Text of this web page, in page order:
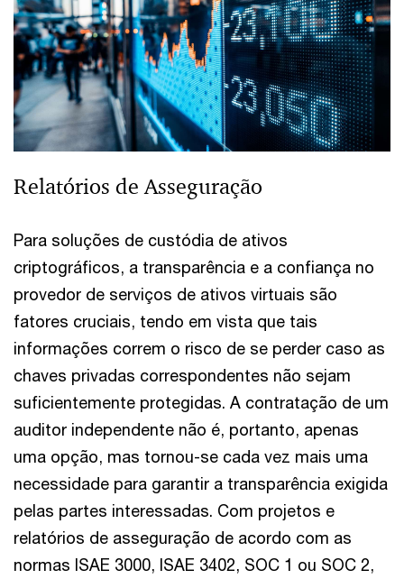
Relatórios de Asseguração
Para soluções de custódia de ativos
criptográficos, a transparência e a confiança no
provedor de serviços de ativos virtuais são
fatores cruciais, tendo em vista que tais
informações correm o risco de se perder caso as
chaves privadas correspondentes não sejam
suficientemente protegidas. A contratação de um
auditor independente não é, portanto, apenas
uma opção, mas tornou-se cada vez mais uma
necessidade para garantir a transparência exigida
pelas partes interessadas. Com projetos e
relatórios de asseguração de acordo com as
normas ISAE 3000, ISAE 3402, SOC 1 ou SOC 2,